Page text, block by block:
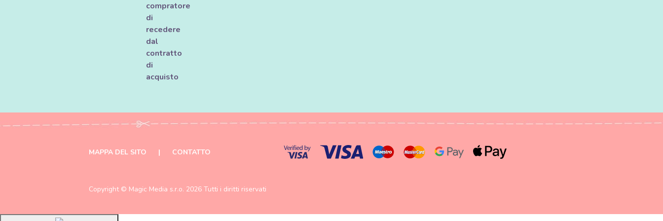
compratore
di
recedere
dal
contratto
di
acquisto
MAPPA DEL SITO | CONTATTO
Copyright © Magic Media s.r.o. 2026 Tutti i diritti riservati